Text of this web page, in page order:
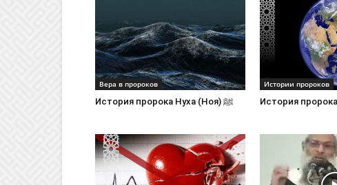
Вера в пророков
История пророка Нуха (Ноя) ﷺ
Истории пророков